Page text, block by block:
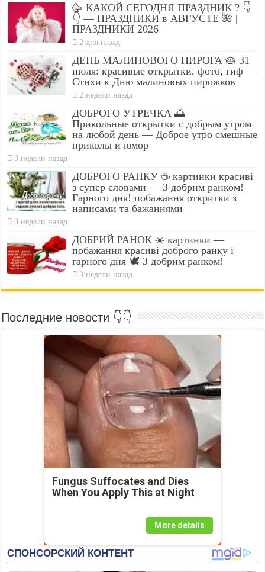
🥳 КАКОЙ СЕГОДНЯ ПРАЗДНИК ? 👇
👇 — ПРАЗДНИКИ в АВГУСТЕ 🌺 |
ПРАЗДНИКИ 2026
2 дня назад
ДЕНЬ МАЛИНОВОГО ПИРОГА 🥧 31
июля: красивые открытки, фото, гиф —
Стихи к Дню малиновых пирожков
2 недели назад
ДОБРОГО УТРЕЧКА 🌅 —
Прикольные открытки с добрым утром
на любой день — Доброе утро смешные
приколы и юмор
3 недели назад
ДОБРОГО РАНКУ ☕ картинки красиві
з супер словами — З добрим ранком!
Гарного дня! побажання откритки з
написами та бажаннями
3 недели назад
ДОБРИЙ РАНОК ☀️ картинки —
побажання красиві доброго ранку і
гарного дня 🕊️ З добрим ранком!
3 недели назад
Последние новости 👇👇
Fungus Suffocates and Dies
When You Apply This at Night
More details